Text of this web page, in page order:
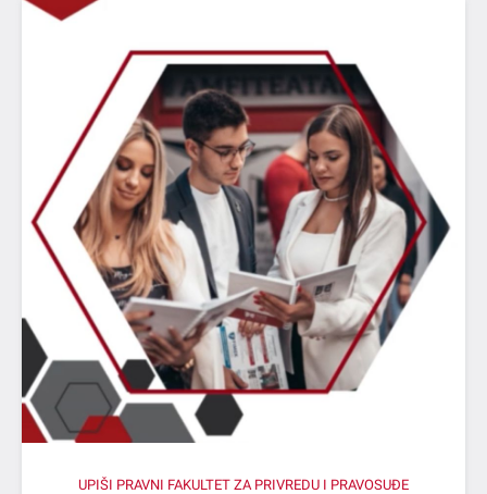
UPIŠI PRAVNI FAKULTET ZA PRIVREDU I PRAVOSUĐE